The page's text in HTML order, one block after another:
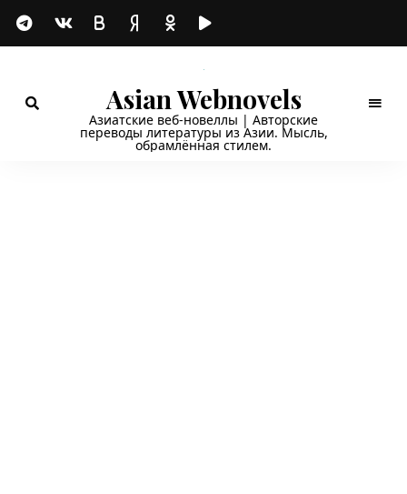
Asian Webnovels
Азиатские веб-новеллы | Авторские
переводы литературы из Азии. Мысль,
обрамлённая стилем.